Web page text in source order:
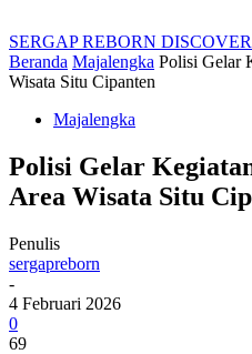
SERGAP REBORN
Beranda Majalengka Polisi Gelar
Wisata Situ Cipanten
Majalengka
Polisi Gelar
Area Wisata Situ
Penulis
sergapreborn
-
4 Februari 2026
0
69